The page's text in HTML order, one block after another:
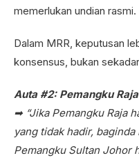
memerlukan undian rasmi.
Dalam MRR, keputusan
konsensus, bukan
Auta #2: Pemangku
➡ “Jika Pemangku Raja
yang tidak hadir,
Pemangku Sultan Johor